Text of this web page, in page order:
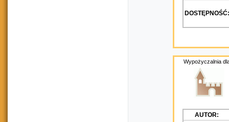
DOSTĘPNOŚĆ:
Wypożyczalnia
AUTOR: